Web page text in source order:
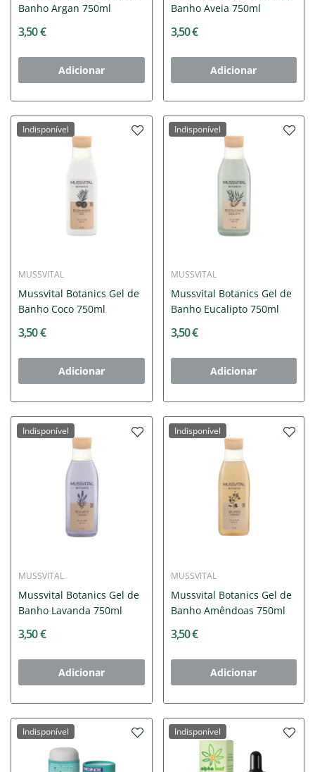
Banho Argan 750ml
3,50 €
Adicionar
Banho Aveia 750ml
3,50 €
Adicionar
Indisponível
MUSSVITAL
Mussvital Botanics Gel de
Banho Coco 750ml
3,50 €
Adicionar
Indisponível
MUSSVITAL
Mussvital Botanics Gel de
Banho Eucalipto 750ml
3,50 €
Adicionar
Indisponível
MUSSVITAL
Mussvital Botanics Gel de
Banho Lavanda 750ml
3,50 €
Adicionar
Indisponível
MUSSVITAL
Mussvital Botanics Gel de
Banho Amêndoas 750ml
3,50 €
Adicionar
Indisponível Indisponível